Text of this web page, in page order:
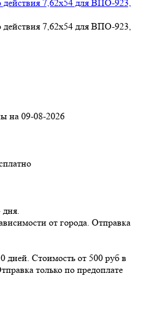
на 09-08-2026
от города. Отправка
дней. Стоимость от 500 руб в
только по предоплате